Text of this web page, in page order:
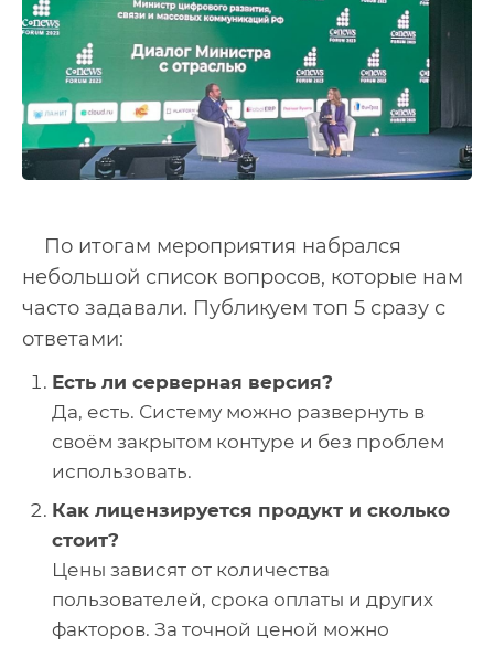
По итогам мероприятия набрался
небольшой список вопросов, которые нам
часто задавали. Публикуем топ 5 сразу с
ответами:
Есть ли серверная версия?
Да, есть. Систему можно развернуть в
своём закрытом контуре и без проблем
использовать.
Как лицензируется продукт и сколько
стоит?
Цены зависят от количества
пользователей, срока оплаты и других
факторов. За точной ценой можно